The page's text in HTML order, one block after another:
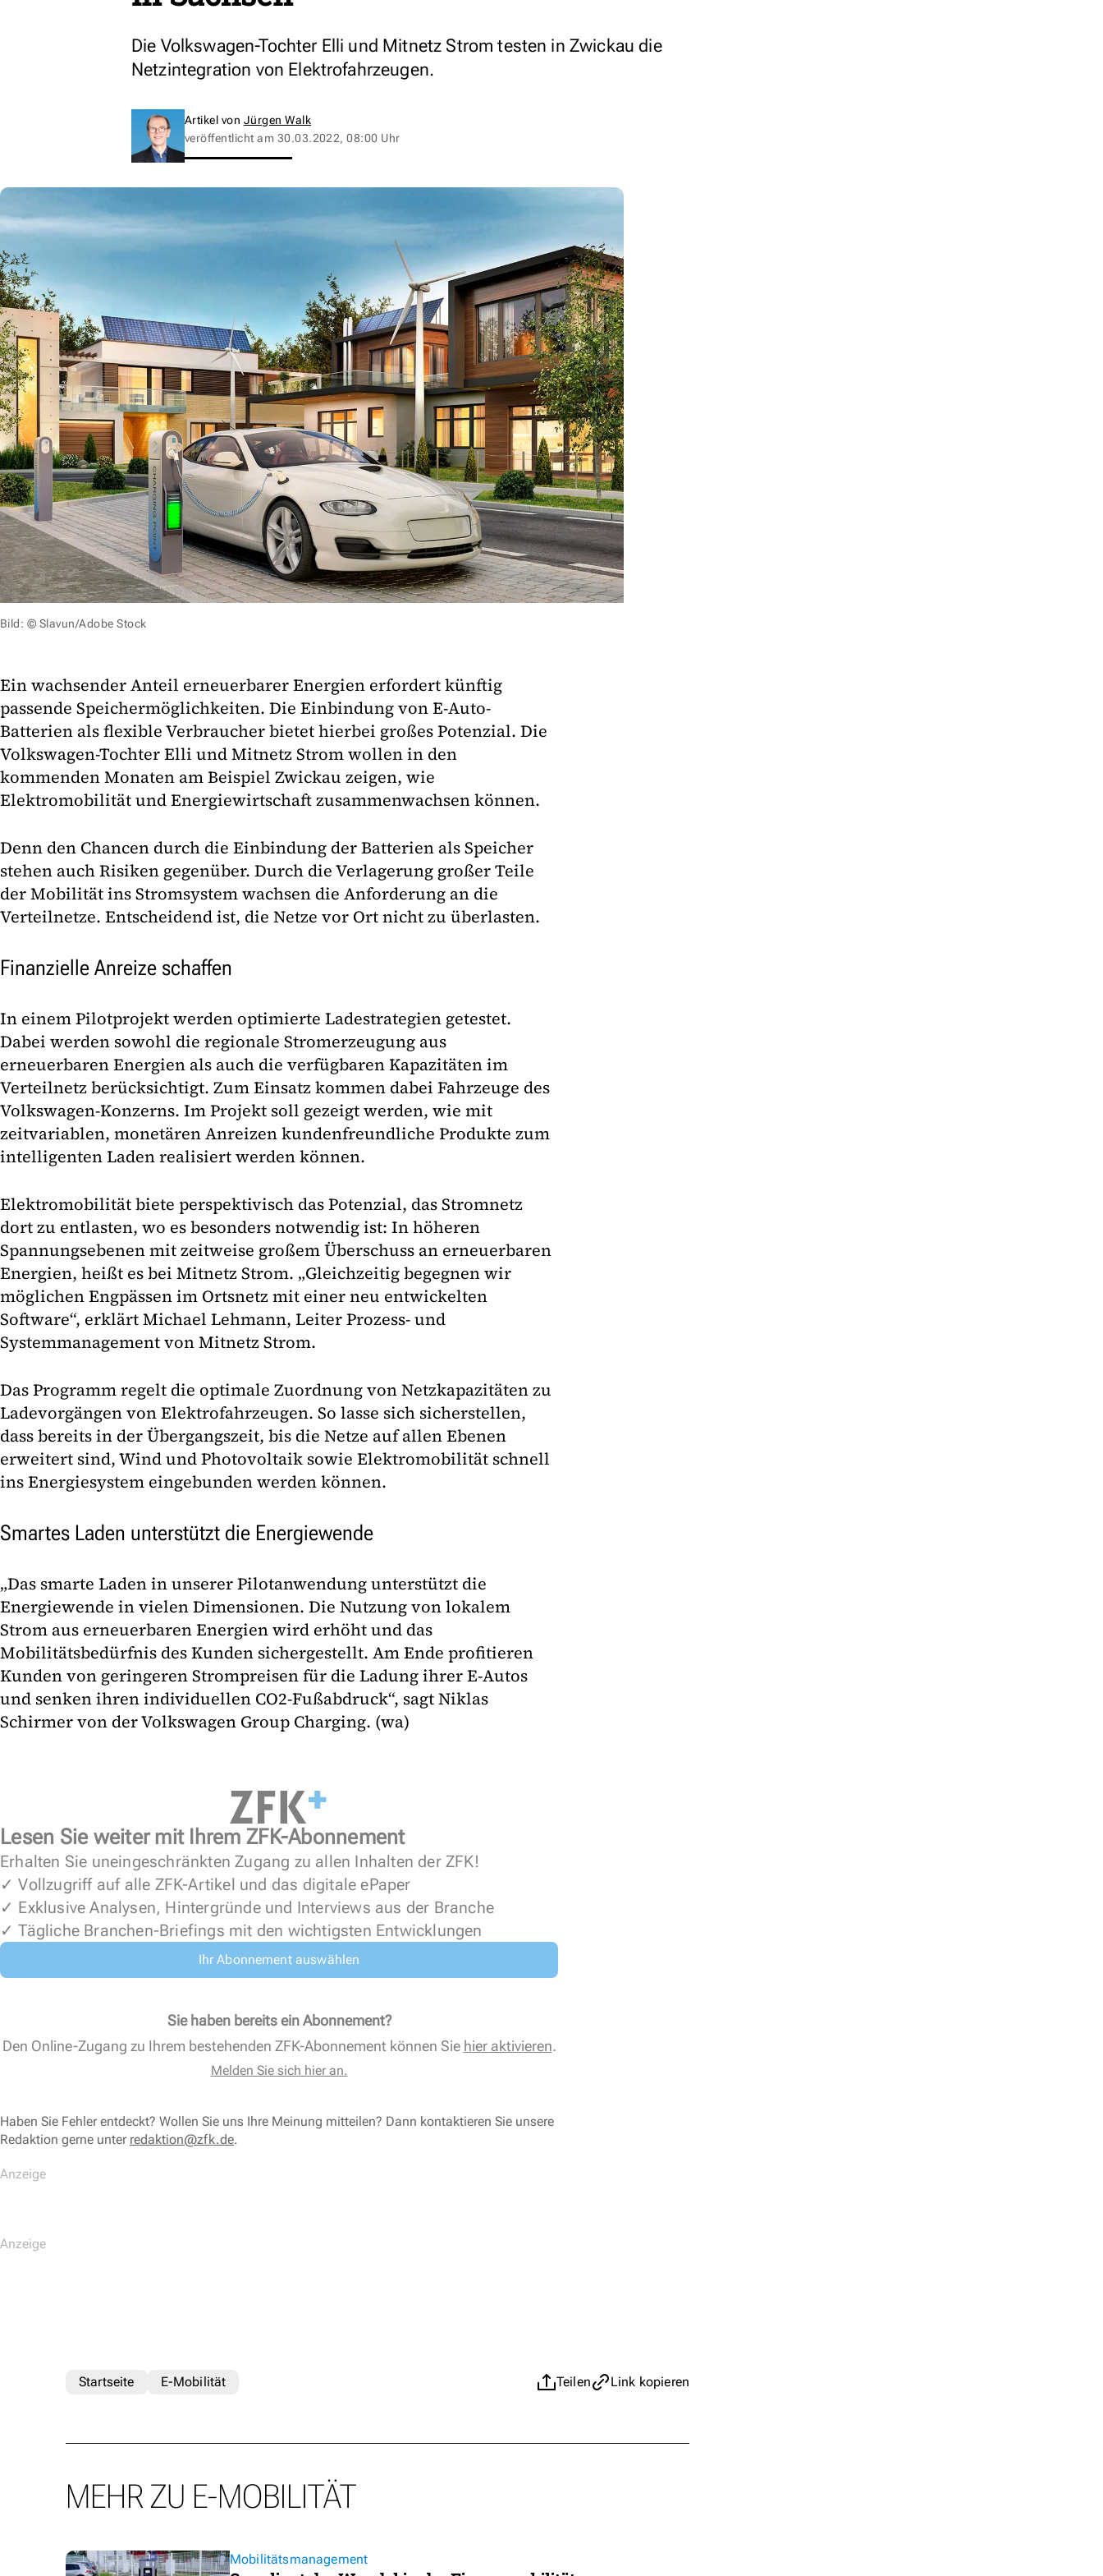
Die Volkswagen-Tochter Elli und Mitnetz Strom testen in Zwickau die
Netzintegration von Elektrofahrzeugen.
Artikel von Jürgen Walk
veröffentlicht am 30.03.2022, 08:00 Uhr
Bild: © Slavun/Adobe Stock
Ein wachsender Anteil erneuerbarer Energien erfordert künftig
passende Speichermöglichkeiten. Die Einbindung von E-Auto-
Batterien als flexible Verbraucher bietet hierbei großes Potenzial. Die
Volkswagen-Tochter Elli und Mitnetz Strom wollen in den
kommenden Monaten am Beispiel Zwickau zeigen, wie
Elektromobilität und Energiewirtschaft zusammenwachsen können.
Denn den Chancen durch die Einbindung der Batterien als Speicher
stehen auch Risiken gegenüber. Durch die Verlagerung großer Teile
der Mobilität ins Stromsystem wachsen die Anforderung an die
Verteilnetze. Entscheidend ist, die Netze vor Ort nicht zu überlasten.
Finanzielle Anreize schaffen
In einem Pilotprojekt werden optimierte Ladestrategien getestet.
Dabei werden sowohl die regionale Stromerzeugung aus
erneuerbaren Energien als auch die verfügbaren Kapazitäten im
Verteilnetz berücksichtigt. Zum Einsatz kommen dabei Fahrzeuge des
Volkswagen-Konzerns. Im Projekt soll gezeigt werden, wie mit
zeitvariablen, monetären Anreizen kundenfreundliche Produkte zum
intelligenten Laden realisiert werden können.
Elektromobilität biete perspektivisch das Potenzial, das Stromnetz
dort zu entlasten, wo es besonders notwendig ist: In höheren
Spannungsebenen mit zeitweise großem Überschuss an erneuerbaren
Energien, heißt es bei Mitnetz Strom. „Gleichzeitig begegnen wir
möglichen Engpässen im Ortsnetz mit einer neu entwickelten
Software“, erklärt Michael Lehmann, Leiter Prozess- und
Systemmanagement von Mitnetz Strom.
Das Programm regelt die optimale Zuordnung von Netzkapazitäten zu
Ladevorgängen von Elektrofahrzeugen. So lasse sich sicherstellen,
dass bereits in der Übergangszeit, bis die Netze auf allen Ebenen
erweitert sind, Wind und Photovoltaik sowie Elektromobilität schnell
ins Energiesystem eingebunden werden können.
Smartes Laden unterstützt die Energiewende
„Das smarte Laden in unserer Pilotanwendung unterstützt die
Energiewende in vielen Dimensionen. Die Nutzung von lokalem
Strom aus erneuerbaren Energien wird erhöht und das
Mobilitätsbedürfnis des Kunden sichergestellt. Am Ende profitieren
Kunden von geringeren Strompreisen für die Ladung ihrer E-Autos
und senken ihren individuellen CO2-Fußabdruck“, sagt Niklas
Schirmer von der Volkswagen Group Charging. (wa)
Lesen Sie weiter mit Ihrem ZFK-Abonnement
Erhalten Sie uneingeschränkten Zugang zu allen Inhalten der ZFK!
✓ Vollzugriff auf alle ZFK-Artikel und das digitale ePaper
✓ Exklusive Analysen, Hintergründe und Interviews aus der Branche
✓ Tägliche Branchen-Briefings mit den wichtigsten Entwicklungen
Ihr Abonnement auswählen
Sie haben bereits ein Abonnement?
Den Online-Zugang zu Ihrem bestehenden ZFK-Abonnement können Sie hier aktivieren.
Melden Sie sich hier an.
Haben Sie Fehler entdeckt? Wollen Sie uns Ihre Meinung mitteilen? Dann kontaktieren Sie unsere
Redaktion gerne unter redaktion@zfk.de.
Teilen Link kopieren
Startseite E-Mobilität
MEHR ZU E-MOBILITÄT
Mobilitätsmanagement